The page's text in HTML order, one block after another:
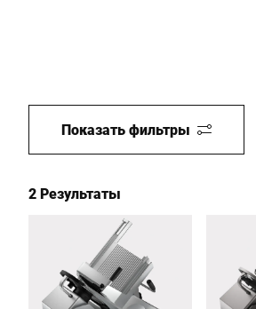
Показать фильтры
2 Результаты